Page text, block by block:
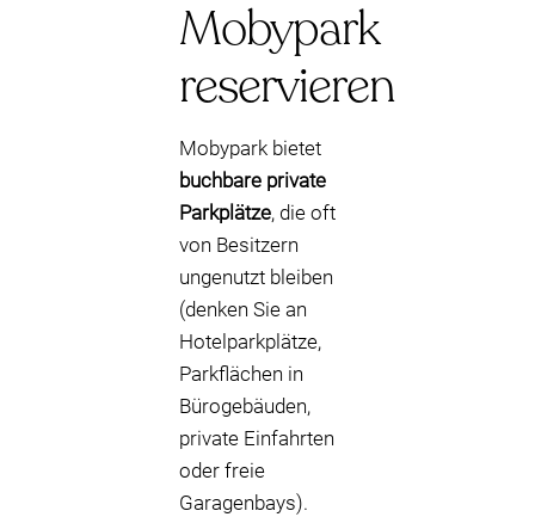
Mobypark
reservieren
Mobypark bietet
buchbare private
Parkplätze, die oft
von Besitzern
ungenutzt bleiben
(denken Sie an
Hotelparkplätze,
Parkflächen in
Bürogebäuden,
private Einfahrten
oder freie
Garagenbays).